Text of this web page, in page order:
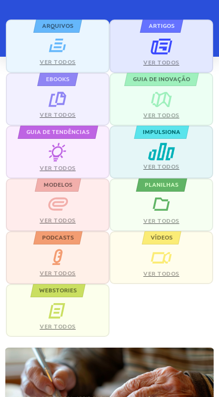
ARQUIVOS
VER TODOS
ARTIGOS
VER TODOS
EBOOKS
VER TODOS
GUIA DE INOVAÇÃO
VER TODOS
GUIA DE TENDÊNCIAS
VER TODOS
IMPULSIONA
VER TODOS
MODELOS
VER TODOS
PLANILHAS
VER TODOS
PODCASTS
VER TODOS
VÍDEOS
VER TODOS
WEBSTORIES
VER TODOS